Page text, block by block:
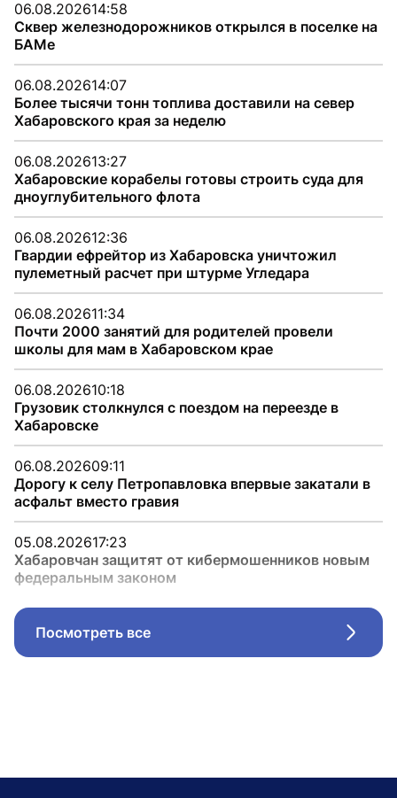
06.08.202614:58
Сквер железнодорожников открылся в поселке на
БАМе
06.08.202614:07
Более тысячи тонн топлива доставили на север
Хабаровского края за неделю
06.08.202613:27
Хабаровские корабелы готовы строить суда для
дноуглубительного флота
06.08.202612:36
Гвардии ефрейтор из Хабаровска уничтожил
пулеметный расчет при штурме Угледара
06.08.202611:34
Почти 2000 занятий для родителей провели
школы для мам в Хабаровском крае
06.08.202610:18
Грузовик столкнулся с поездом на переезде в
Хабаровске
06.08.202609:11
Дорогу к селу Петропавловка впервые закатали в
асфальт вместо гравия
05.08.202617:23
Хабаровчан защитят от кибермошенников новым
федеральным законом
Посмотреть все